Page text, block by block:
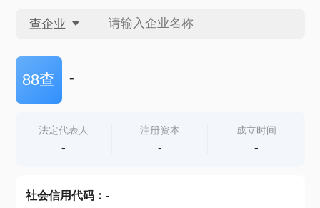
查企业
查企业
查产地
88查 -
法定代表人
-
注册资本
-
成立时间
-
社会信用代码： -